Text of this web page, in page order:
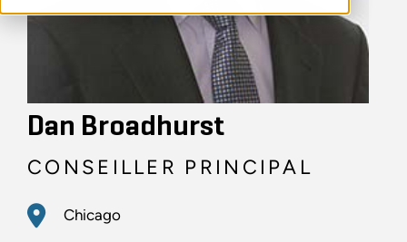
Dan Broadhurst
CONSEILLER PRINCIPAL
Chicago